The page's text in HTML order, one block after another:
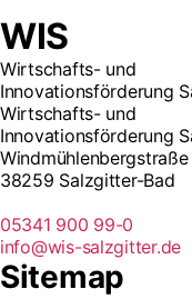
WIS
Wirtschafts- und
Innovationsförderung
Wirtschafts- und
Innovationsförderung
38259 Salzgitter-Bad
05341 900 99-0
info@wis-salzgitter.de
Sitemap